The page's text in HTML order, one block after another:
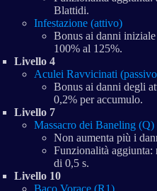
Blattidi.
Infestazione (attivo)
Bonus ai danni
100% al 125%.
Livello 4
Aculei Ravvicinati
Bonus ai danni degli
0,2% per accumulo.
Livello 7
Massacro dei Baneling (Q)
Non aumenta più i
Funzionalità
di 0,5 s.
Livello 10
Baco Vorace (R1)